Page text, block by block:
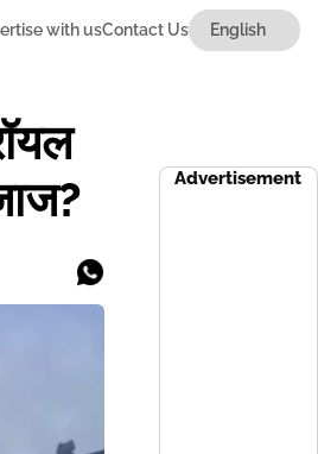
with usContact Us
Advertisement